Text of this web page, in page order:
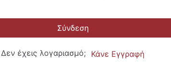
Σύνδεση
Δεν έχεις λογαριασμό; Κάνε Εγγραφή